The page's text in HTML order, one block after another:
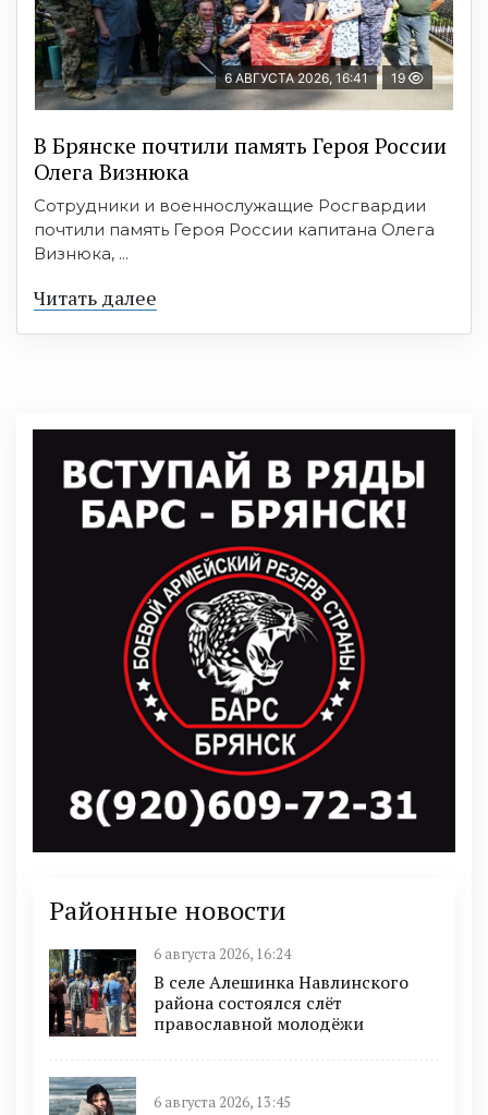
6 АВГУСТА 2026, 16:41 19
В Брянске почтили память Героя России
Олега Визнюка
Сотрудники и военнослужащие Росгвардии
почтили память Героя России капитана Олега
Визнюка, ...
Читать далее
Районные новости
6 августа 2026, 16:24
В селе Алешинка Навлинского
района состоялся слёт
православной молодёжи
6 августа 2026, 13:45